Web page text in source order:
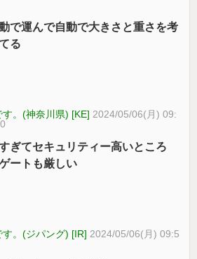
で運んで自動で大きさと重さを考
る
。(神奈川県) [KE] 2024/05/06(月) 09:
ぎてセキュリティー高いところ
ートも厳しい
。(ジパング) [IR] 2024/05/06(月) 09:5